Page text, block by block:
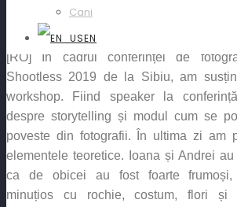
Cani
EN
[RO] În cadrul conferinței de
Shootless 2019 de la Sibiu, am
workshop. Fiind speaker la
despre storytelling și modul cum se
poveste din fotografii. În ultima zi am
elementele teoretice. Ioana și Andrei
ca de obicei au fost foarte frumoși,
minuțios cu rochie, costum, flori și